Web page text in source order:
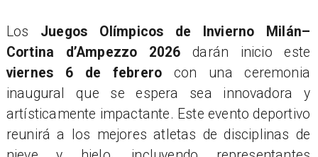
Los Juegos Olímpicos de Invierno Milán–
Cortina d’Ampezzo 2026 darán inicio este
viernes 6 de febrero con una ceremonia
inaugural que se espera sea innovadora y
artísticamente impactante. Este evento deportivo
reunirá a los mejores atletas de disciplinas de